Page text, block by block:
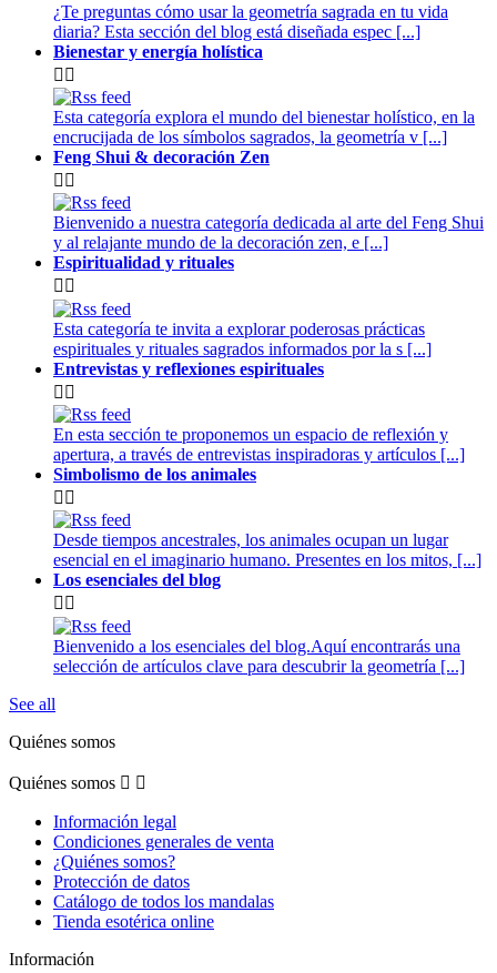
¿Te preguntas cómo usar la geometría sagrada en tu vida
diaria? Esta sección del blog está diseñada espec [...]
Bienestar y energía holística
 
Esta categoría explora el mundo del bienestar holístico, en la
encrucijada de los símbolos sagrados, la geometría v [...]
Feng Shui & decoración Zen
 
Bienvenido a nuestra categoría dedicada al arte del Feng Shui
y al relajante mundo de la decoración zen, e [...]
Espiritualidad y rituales
 
Esta categoría te invita a explorar poderosas prácticas
espirituales y rituales sagrados informados por la s [...]
Entrevistas y reflexiones espirituales
 
En esta sección te proponemos un espacio de reflexión y
apertura, a través de entrevistas inspiradoras y artículos [...]
Simbolismo de los animales
 
Desde tiempos ancestrales, los animales ocupan un lugar
esencial en el imaginario humano. Presentes en los mitos, [...]
Los esenciales del blog
 
Bienvenido a los esenciales del blog.Aquí encontrarás una
selección de artículos clave para descubrir la geometría [...]
See all
Quiénes somos
Quiénes somos  
Información legal
Condiciones generales de venta
¿Quiénes somos?
Protección de datos
Catálogo de todos los mandalas
Tienda esotérica online
Información